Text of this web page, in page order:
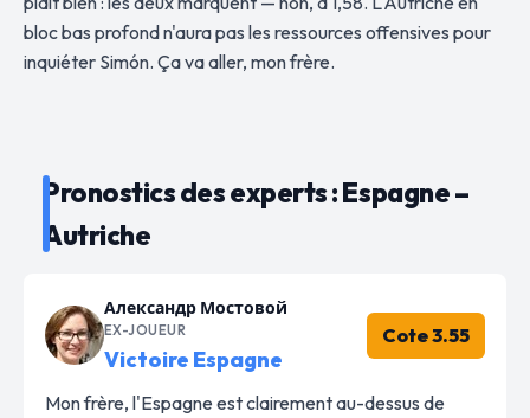
bloc bas profond n'aura pas les ressources offensives pour
inquiéter Simón. Ça va aller, mon frère.
Pronostics des experts : Espagne –
Autriche
Александр Мостовой
EX-JOUEUR
Victoire Espagne
Cote 3.55
Mon frère, l'Espagne est clairement au-dessus de